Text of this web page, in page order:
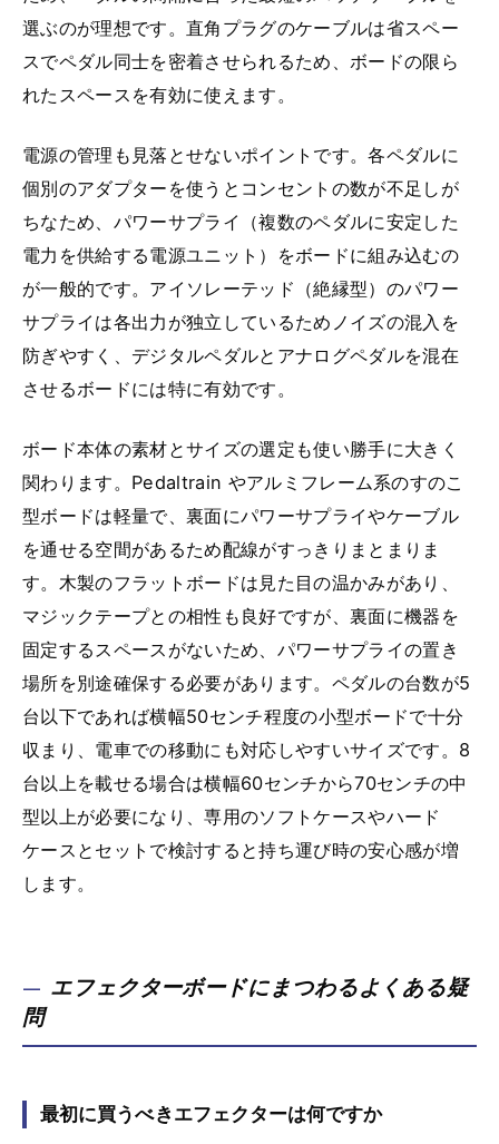
選ぶのが理想です。直角プラグのケーブルは省スペー
スでペダル同士を密着させられるため、ボードの限ら
れたスペースを有効に使えます。
電源の管理も見落とせないポイントです。各ペダルに
個別のアダプターを使うとコンセントの数が不足しが
ちなため、パワーサプライ（複数のペダルに安定した
電力を供給する電源ユニット）をボードに組み込むの
が一般的です。アイソレーテッド（絶縁型）のパワー
サプライは各出力が独立しているためノイズの混入を
防ぎやすく、デジタルペダルとアナログペダルを混在
させるボードには特に有効です。
ボード本体の素材とサイズの選定も使い勝手に大きく
関わります。Pedaltrain やアルミフレーム系のすのこ
型ボードは軽量で、裏面にパワーサプライやケーブル
を通せる空間があるため配線がすっきりまとまりま
す。木製のフラットボードは見た目の温かみがあり、
マジックテープとの相性も良好ですが、裏面に機器を
固定するスペースがないため、パワーサプライの置き
場所を別途確保する必要があります。ペダルの台数が5
台以下であれば横幅50センチ程度の小型ボードで十分
収まり、電車での移動にも対応しやすいサイズです。8
台以上を載せる場合は横幅60センチから70センチの中
型以上が必要になり、専用のソフトケースやハード
ケースとセットで検討すると持ち運び時の安心感が増
します。
エフェクターボードにまつわるよくある疑
問
最初に買うべきエフェクターは何ですか